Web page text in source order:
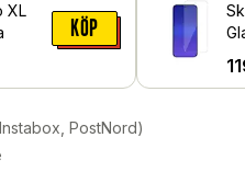
XL
KÖP
PostNord)